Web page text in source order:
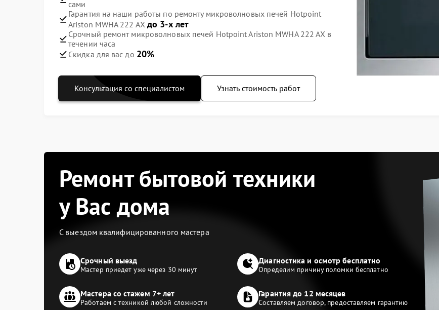
сами
Гарантия на наши работы по ремонту микроволновых печей Hotpoint
Ariston MWHA 222 AX до 3-х лет
Срочный ремонт микроволновых печей Hotpoint Ariston MWHA 222 AX в
течении часа
Скидка для вас до 20%
Консультация со специалистом Узнать стоимость работ
Ремонт бытовой техники
у Вас дома
С выездом квалифицированного мастера
Срочный выезд
Мастер приедет уже через 30 минут
Диагностика и осмотр бесплатно
Определим причину поломки бесплатно
Мастера со стажем 7+ лет
Работаем с техникой любой сложности
Гарантия до 12 месяцев
Составляем договор, предоставляем гарантию